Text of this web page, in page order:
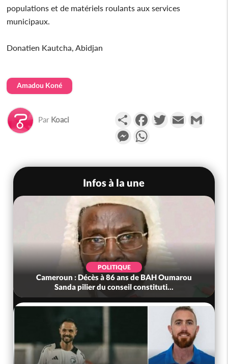
populations et de matériels roulants aux services
municipaux.
Donatien Kautcha, Abidjan
Amadou Koné
Par Koaci PartagerFacebookTwitterEmail
Messenger
Infos à la une
POLITIQUE
Cameroun : Décès à 86 ans de BAH Oumarou
Sanda pilier du conseil constituti...